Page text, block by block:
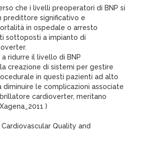
che i livelli preoperatori di BNP si
predittore significativo e
in ospedale o arresto
sottoposti a impianto di
ridurre il livello di BNP
creazione di sistemi per gestire
in questi pazienti ad alto
diminuire le complicazioni associate
cardioverter, meritano
)
Quality and